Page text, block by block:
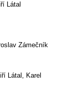
Látal
Zámečník
Látal, Karel